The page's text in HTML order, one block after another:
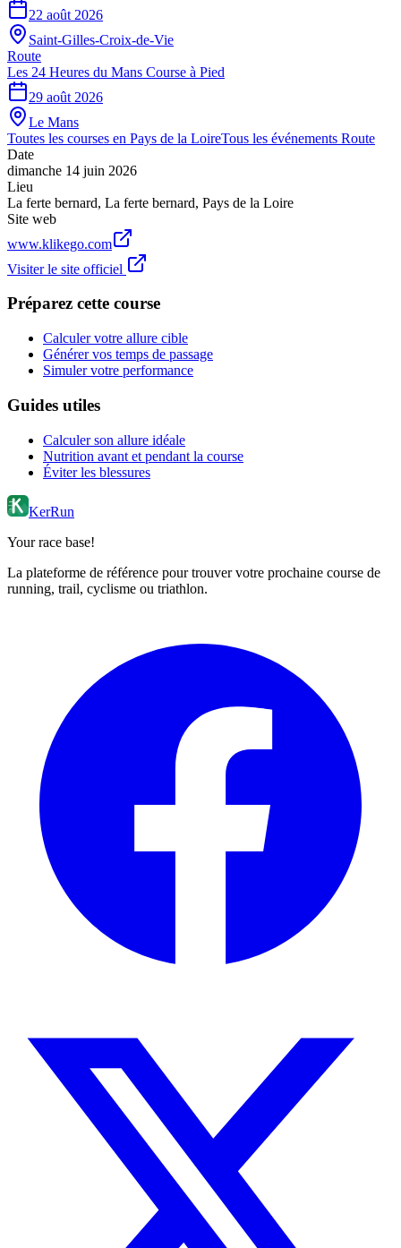
22 août 2026
Saint-Gilles-Croix-de-Vie
Route
Les 24 Heures du Mans Course à Pied
29 août 2026
Le Mans
Toutes les courses en Pays de la LoireTous les événements Route
Date
dimanche 14 juin 2026
Lieu
La ferte bernard, La ferte bernard, Pays de la Loire
Site web
www.klikego.com
Visiter le site officiel
Préparez cette course
Calculer votre allure cible
Générer vos temps de passage
Simuler votre performance
Guides utiles
Calculer son allure idéale
Nutrition avant et pendant la course
Éviter les blessures
KerRun
Your race base!
La plateforme de référence pour trouver votre prochaine course de
running, trail, cyclisme ou triathlon.